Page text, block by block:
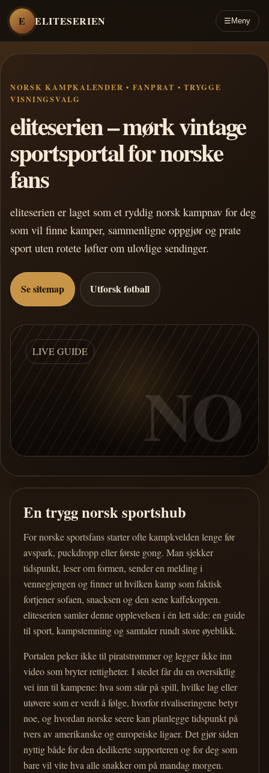
E ELITESERIEN ☰ Meny
NORSK KAMPKALENDER • FANPRAT • TRYGGE
VISNINGSVALG
eliteserien – mørk vintage
sportsportal for norske
fans
eliteserien er laget som et ryddig norsk kampnav for deg
som vil finne kamper, sammenligne oppgjør og prate
sport uten rotete løfter om ulovlige sendinger.
Se sitemap Utforsk fotball
LIVE GUIDE
NO
En trygg norsk sportshub
For norske sportsfans starter ofte kampkvelden lenge før
avspark, puckdropp eller første gong. Man sjekker
tidspunkt, leser om formen, sender en melding i
vennegjengen og finner ut hvilken kamp som faktisk
fortjener sofaen, snacksen og den sene kaffekoppen.
eliteserien samler denne opplevelsen i én lett side: en guide
til sport, kampstemning og samtaler rundt store øyeblikk.
Portalen peker ikke til piratstrømmer og legger ikke inn
video som bryter rettigheter. I stedet får du en oversiktlig
vei inn til kampene: hva som står på spill, hvilke lag eller
utøvere som er verdt å følge, hvorfor rivaliseringene betyr
noe, og hvordan norske seere kan planlegge tidspunkt på
tvers av amerikanske og europeiske ligaer. Det gjør siden
nyttig både for den dedikerte supporteren og for deg som
bare vil vite hva alle snakker om på mandag morgen.